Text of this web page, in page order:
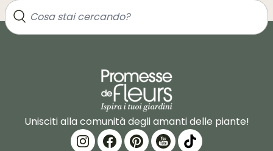
Unisciti alla comunità degli amanti delle piante!